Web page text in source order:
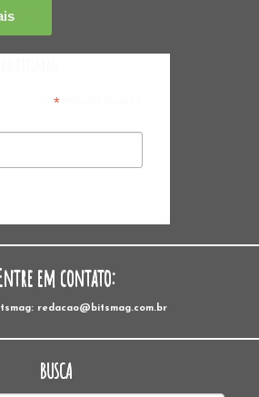
*indicates required
em contato:
redacao@bitsmag.com.br
BUSCA